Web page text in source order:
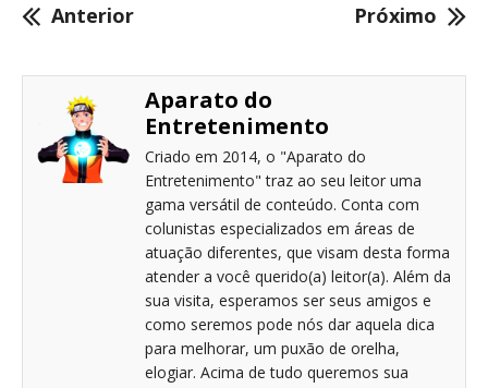
Anterior Próximo
Aparato do
Entretenimento
Criado em 2014, o "Aparato do
Entretenimento" traz ao seu leitor uma
gama versátil de conteúdo. Conta com
colunistas especializados em áreas de
atuação diferentes, que visam desta forma
atender a você querido(a) leitor(a). Além da
sua visita, esperamos ser seus amigos e
como seremos pode nós dar aquela dica
para melhorar, um puxão de orelha,
elogiar. Acima de tudo queremos sua